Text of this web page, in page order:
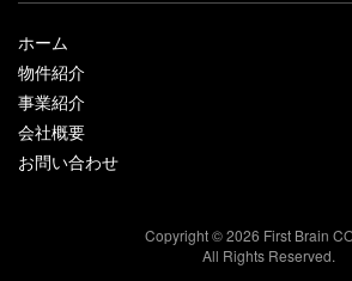
ホーム
物件紹介
事業紹介
会社概要
お問い合わせ
Copyright ©2026 First Brain
All Rights Reserved.